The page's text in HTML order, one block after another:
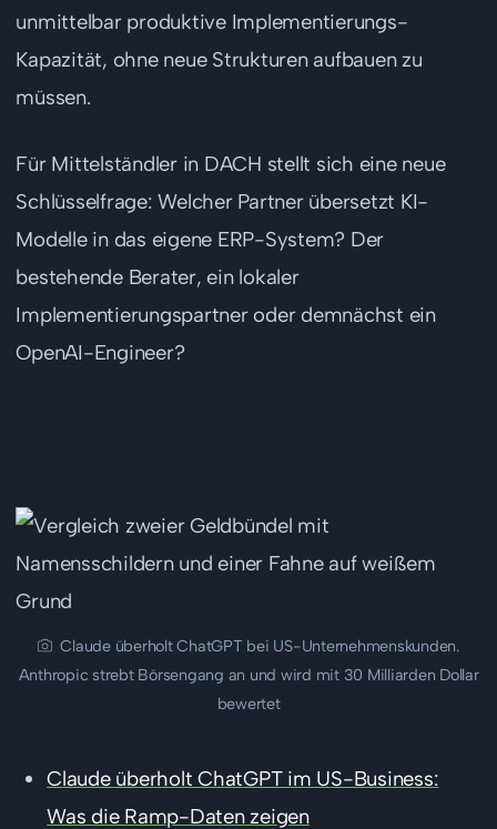
unmittelbar produktive Implementierungs-
Kapazität, ohne neue Strukturen aufbauen zu
müssen.
Für Mittelständler in DACH stellt sich eine neue
Schlüsselfrage: Welcher Partner übersetzt KI-
Modelle in das eigene ERP-System? Der
bestehende Berater, ein lokaler
Implementierungspartner oder demnächst ein
OpenAI-Engineer?
Claude überholt ChatGPT bei US-Unternehmenskunden.
Anthropic strebt Börsengang an und wird mit 30 Milliarden Dollar
bewertet
Claude überholt ChatGPT im US-Business:
Was die Ramp-Daten zeigen